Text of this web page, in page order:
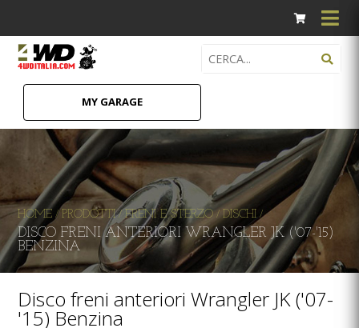
MY GARAGE
HOME /PRODOTTI/FRENI E STERZO /DISCHI /
DISCO FRENI ANTERIORI WRANGLER JK ('07-'15)
BENZINA
Disco freni anteriori Wrangler JK ('07-
'15) Benzina